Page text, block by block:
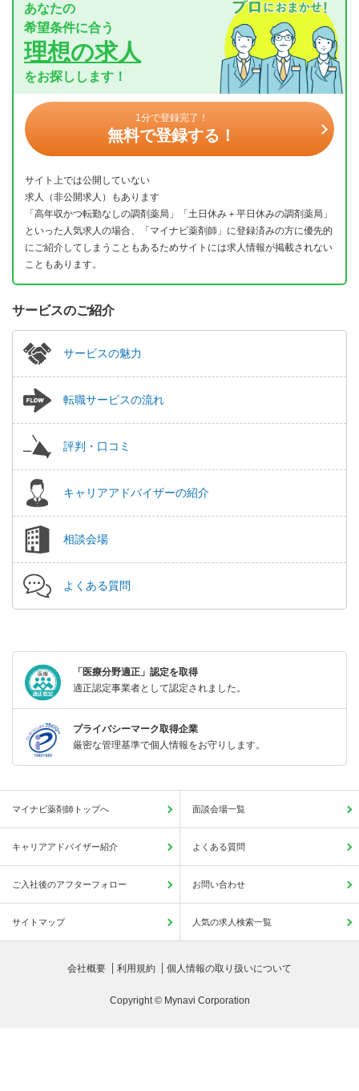
あなたの
希望条件に合う
理想の求人
をお探しします！
1分で登録完了！
無料で登録する！
サイト上では公開していない
求人（非公開求人）もあります
「高年収かつ転勤なしの調剤薬局」「土日休み＋平日休みの調剤薬局」
といった人気求人の場合、「マイナビ薬剤師」に登録済みの方に優先的
にご紹介してしまうこともあるためサイトには求人情報が掲載されない
こともあります。
サービスのご紹介
サービスの魅力
転職サービスの流れ
評判・口コミ
キャリアアドバイザーの紹介
相談会場
よくある質問
「医療分野適正」認定を取得
適正認定事業者として認定されました。
プライバシーマーク取得企業
厳密な管理基準で個人情報をお守りします。
マイナビ薬剤師トップへ 面談会場一覧
キャリアアドバイザー紹介 よくある質問
ご入社後のアフターフォロー お問い合わせ
サイトマップ 人気の求人検索一覧
会社概要 利用規約 個人情報の取り扱いについて
Copyright © Mynavi Corporation